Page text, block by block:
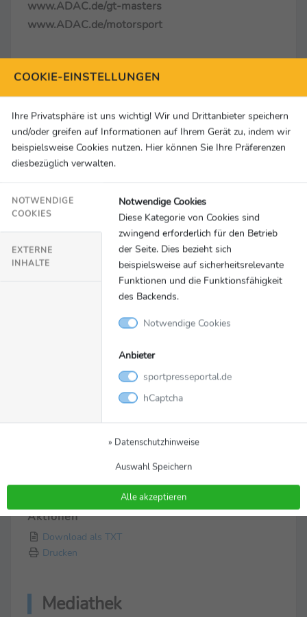
www.ADAC.de/gt-masters
www.ADAC.de/motorsport
Zur Pressemappe
SID Marketing
DE-50668 Köln
nicola.schnitzler@sid-marketing.de
Social Media & Links
» ADAC GT Masters
Aktionen
Download als TXT
Drucken
Mediathek
COOKIE-EINSTELLUNGEN
Ihre Privatsphäre ist uns wichtig! Wir und Drittanbieter speichern
und/oder greifen auf Informationen auf Ihrem Gerät zu, indem wir
beispielsweise Cookies nutzen. Hier können Sie Ihre Präferenzen
diesbezüglich verwalten.
NOTWENDIGE
COOKIES
EXTERNE
INHALTE
Notwendige Cookies
Diese Kategorie von Cookies sind
zwingend erforderlich für den Betrieb
der Seite. Dies bezieht sich
beispielsweise auf sicherheitsrelevante
Funktionen und die Funktionsfähigkeit
des Backends.
Notwendige Cookies
Anbieter
sportpresseportal.de
hCaptcha
» Datenschutzhinweise
Auswahl Speichern
Alle akzeptieren